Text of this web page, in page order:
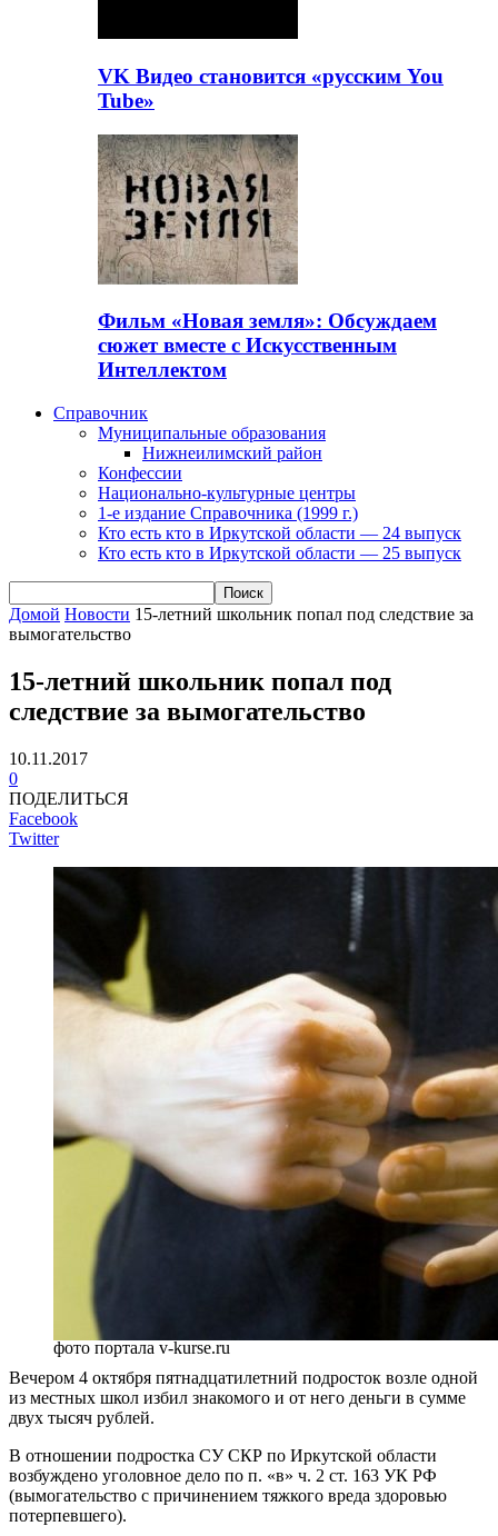
VK Видео становится «русским You
Tube»
Фильм «Новая земля»: Обсуждаем
сюжет вместе с Искусственным
Интеллектом
Справочник
Муниципальные образования
Нижнеилимский район
Конфессии
Национально-культурные центры
1-е издание Справочника (1999 г.)
Кто есть кто в Иркутской области — 24 выпуск
Кто есть кто в Иркутской области — 25 выпуск
Домой Новости 15-летний школьник попал под следствие за
вымогательство
15-летний школьник попал под
следствие за вымогательство
10.11.2017
0
ПОДЕЛИТЬСЯ
Facebook
Twitter
фото портала v-kurse.ru
Вечером 4 октября пятнадцатилетний подросток возле одной
из местных школ избил знакомого и от него деньги в сумме
двух тысяч рублей.
В отношении подростка СУ СКР по Иркутской области
возбуждено уголовное дело по п. «в» ч. 2 ст. 163 УК РФ
(вымогательство с причинением тяжкого вреда здоровью
потерпевшего).